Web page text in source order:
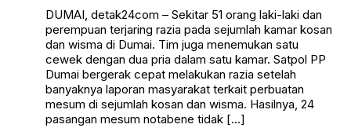
DUMAI, detak24com – Sekitar 51 orang laki-laki dan
perempuan terjaring razia pada sejumlah kamar kosan
dan wisma di Dumai. Tim juga menemukan satu
cewek dengan dua pria dalam satu kamar. Satpol PP
Dumai bergerak cepat melakukan razia setelah
banyaknya laporan masyarakat terkait perbuatan
mesum di sejumlah kosan dan wisma. Hasilnya, 24
pasangan mesum notabene tidak […]